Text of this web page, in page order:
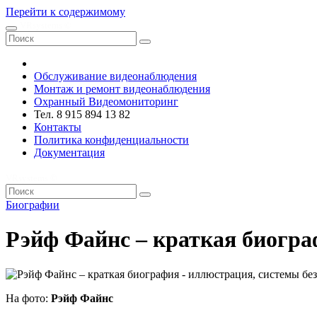
Перейти к содержимому
Обслуживание видеонаблюдения
Монтаж и ремонт видеонаблюдения
Охранный Видеомониторинг
Тел. 8 915 894 13 82
Контакты
Политика конфиденциальности
Документация
Биографии
Рэйф Файнс – краткая
На фото: Рэйф Файнс